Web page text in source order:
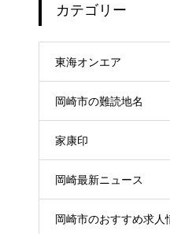
カテゴリー
東海オンエア
岡崎市の難読地名
家康印
岡崎最新ニュース
岡崎市のおすすめ求人